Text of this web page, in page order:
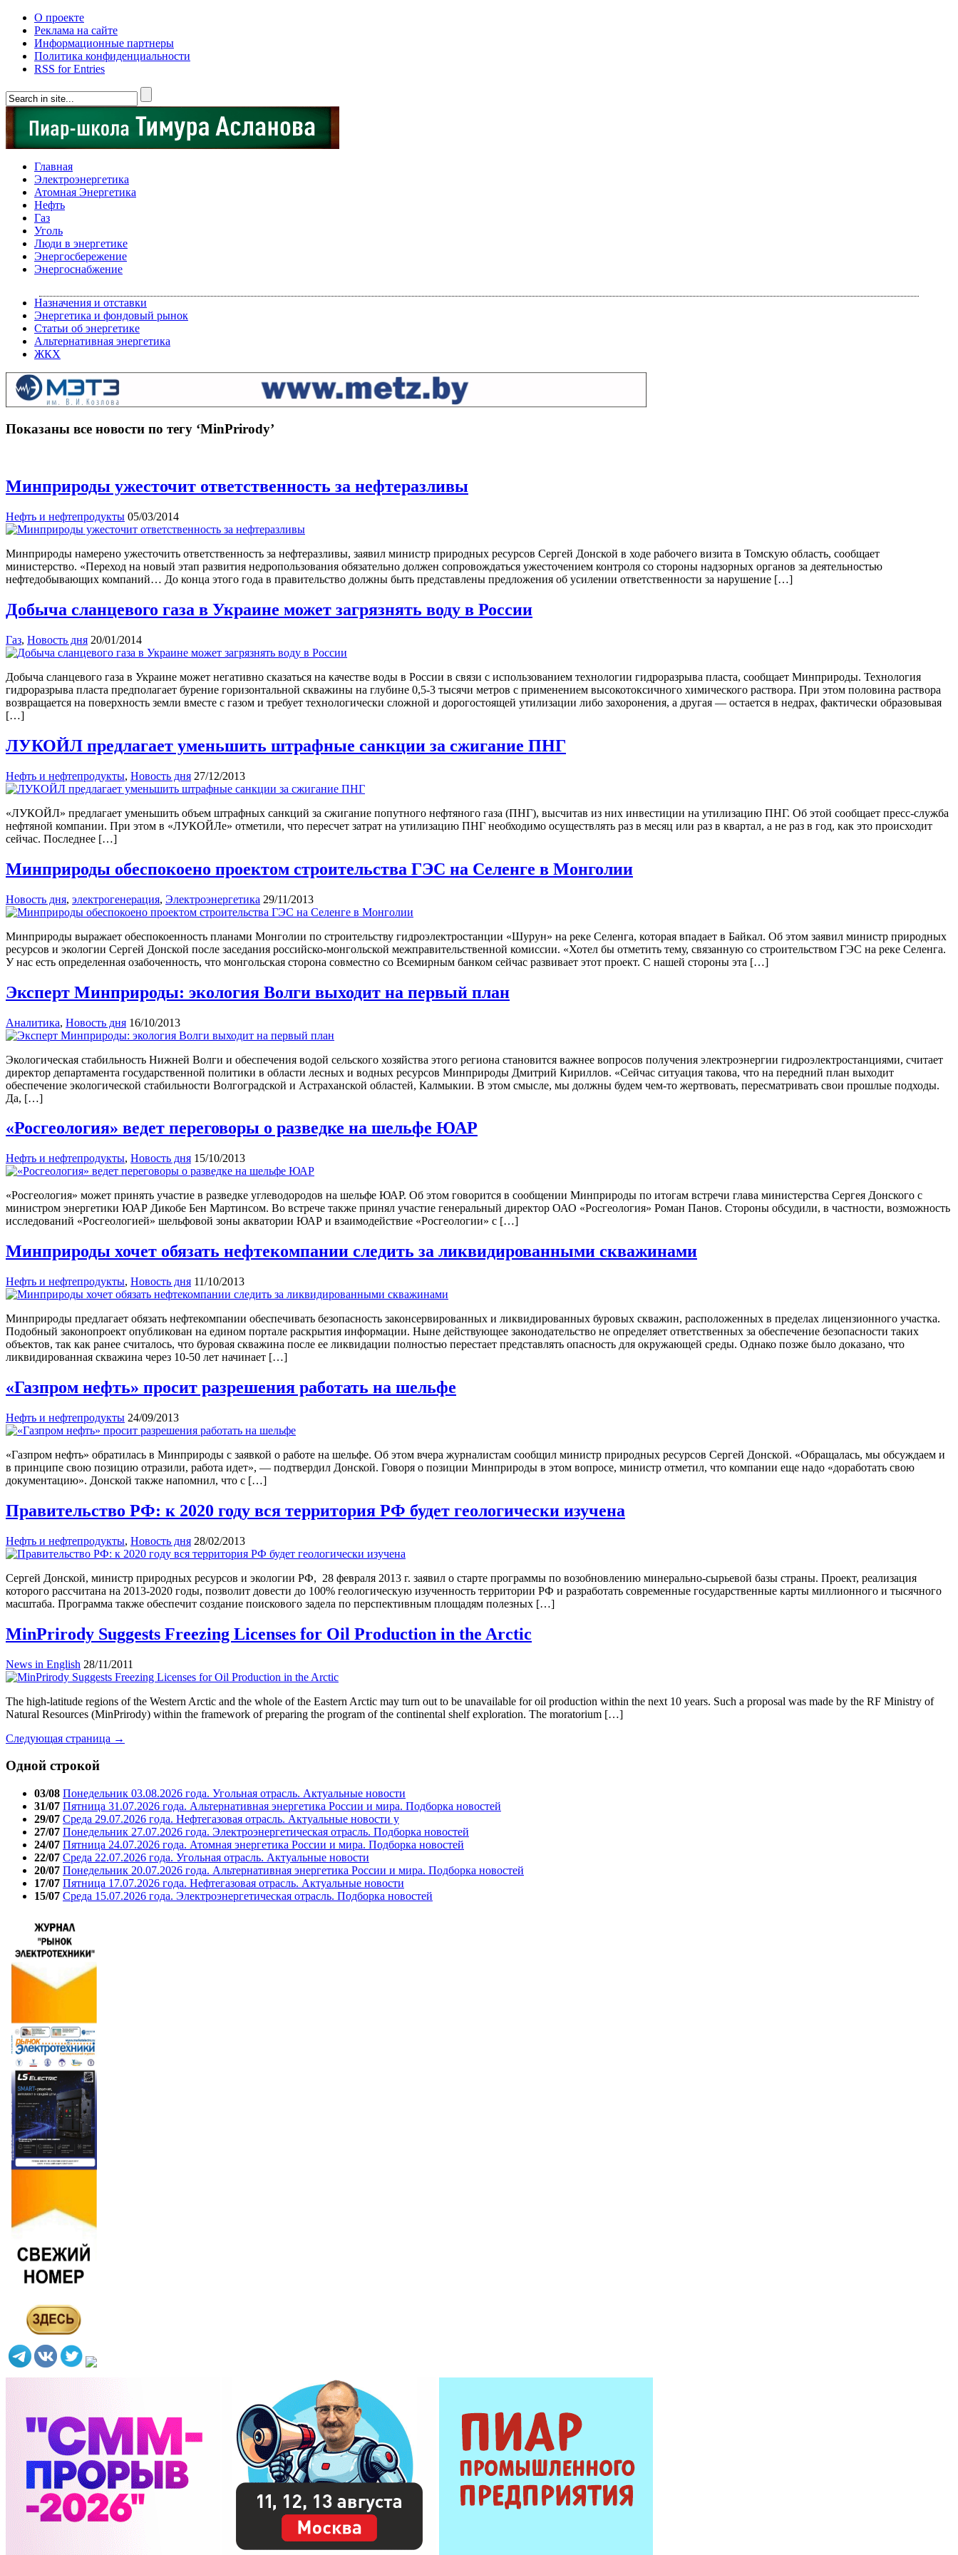
О проекте
Реклама на сайте
Информационные партнеры
Политика конфиденциальности
RSS for Entries
Главная
Электроэнергетика
Атомная Энергетика
Нефть
Газ
Уголь
Люди в энергетике
Энергосбережение
Энергоснабжение
Назначения и отставки
Энергетика и фондовый рынок
Статьи об энергетике
Альтернативная энергетика
ЖКХ
Показаны все новости по тегу ‘MinPrirody’
Минприроды ужесточит ответственность за нефтеразливы
Нефть и нефтепродукты 05/03/2014
Минприроды намерено ужесточить ответственность за нефтеразливы, заявил министр природных ресурсов Сергей Донской в ходе рабочего визита в Томскую область, сообщает
министерство. «Переход на новый этап развития недропользования обязательно должен сопровождаться ужесточением контроля со стороны надзорных органов за деятельностью
нефтедобывающих компаний… До конца этого года в правительство должны быть представлены предложения об усилении ответственности за нарушение […]
Добыча сланцевого газа в Украине может загрязнять воду в России
Газ, Новость дня 20/01/2014
Добыча сланцевого газа в Украине может негативно сказаться на качестве воды в России в связи с использованием технологии гидроразрыва пласта, сообщает Минприроды. Технология
гидроразрыва пласта предполагает бурение горизонтальной скважины на глубине 0,5-3 тысячи метров с применением высокотоксичного химического раствора. При этом половина раствора
возвращается на поверхность земли вместе с газом и требует технологически сложной и дорогостоящей утилизации либо захоронения, а другая — остается в недрах, фактически образовывая
[…]
ЛУКОЙЛ предлагает уменьшить штрафные санкции за сжигание ПНГ
Нефть и нефтепродукты, Новость дня 27/12/2013
«ЛУКОЙЛ» предлагает уменьшить объем штрафных санкций за сжигание попутного нефтяного газа (ПНГ), высчитав из них инвестиции на утилизацию ПНГ. Об этой сообщает пресс-служба
нефтяной компании. При этом в «ЛУКОЙЛе» отметили, что пересчет затрат на утилизацию ПНГ необходимо осуществлять раз в месяц или раз в квартал, а не раз в год, как это происходит
сейчас. Последнее […]
Минприроды обеспокоено проектом строительства ГЭС на Селенге в Монголии
Новость дня, электрогенерация, Электроэнергетика 29/11/2013
Минприроды выражает обеспокоенность планами Монголии по строительству гидроэлектростанции «Шурун» на реке Селенга, которая впадает в Байкал. Об этом заявил министр природных
ресурсов и экологии Сергей Донской после заседания российско-монгольской межправительственной комиссии. «Хотел бы отметить тему, связанную со строительством ГЭС на реке Селенга.
У нас есть определенная озабоченность, что монгольская сторона совместно со Всемирным банком сейчас развивает этот проект. С нашей стороны эта […]
Эксперт Минприроды: экология Волги выходит на первый план
Аналитика, Новость дня 16/10/2013
Экологическая стабильность Нижней Волги и обеспечения водой сельского хозяйства этого региона становится важнее вопросов получения электроэнергии гидроэлектростанциями, считает
директор департамента государственной политики в области лесных и водных ресурсов Минприроды Дмитрий Кириллов. «Сейчас ситуация такова, что на передний план выходит
обеспечение экологической стабильности Волгоградской и Астраханской областей, Калмыкии. В этом смысле, мы должны будем чем-то жертвовать, пересматривать свои прошлые подходы.
Да, […]
«Росгеология» ведет переговоры о разведке на шельфе ЮАР
Нефть и нефтепродукты, Новость дня 15/10/2013
«Росгеология» может принять участие в разведке углеводородов на шельфе ЮАР. Об этом говорится в сообщении Минприроды по итогам встречи глава министерства Сергея Донского с
министром энергетики ЮАР Дикобе Бен Мартинсом. Во встрече также принял участие генеральный директор ОАО «Росгеология» Роман Панов. Стороны обсудили, в частности, возможность
исследований «Росгеологией» шельфовой зоны акватории ЮАР и взаимодействие «Росгеологии» с […]
Минприроды хочет обязать нефтекомпании следить за ликвидированными скважинами
Нефть и нефтепродукты, Новость дня 11/10/2013
Минприроды предлагает обязать нефтекомпании обеспечивать безопасность законсервированных и ликвидированных буровых скважин, расположенных в пределах лицензионного участка.
Подобный законопроект опубликован на едином портале раскрытия информации. Ныне действующее законодательство не определяет ответственных за обеспечение безопасности таких
объектов, так как ранее считалось, что буровая скважина после ее ликвидации полностью перестает представлять опасность для окружающей среды. Однако позже было доказано, что
ликвидированная скважина через 10-50 лет начинает […]
«Газпром нефть» просит разрешения работать на шельфе
Нефть и нефтепродукты 24/09/2013
«Газпром нефть» обратилась в Минприроды с заявкой о работе на шельфе. Об этом вчера журналистам сообщил министр природных ресурсов Сергей Донской. «Обращалась, мы обсуждаем и
в принципе свою позицию отразили, работа идет», — подтвердил Донской. Говоря о позиции Минприроды в этом вопросе, министр отметил, что компании еще надо «доработать свою
документацию». Донской также напомнил, что с […]
Правительство РФ: к 2020 году вся территория РФ будет геологически изучена
Нефть и нефтепродукты, Новость дня 28/02/2013
Сергей Донской, министр природных ресурсов и экологии РФ, 28 февраля 2013 г. заявил о старте программы по возобновлению минерально-сырьевой базы страны. Проект, реализация
которого рассчитана на 2013-2020 годы, позволит довести до 100% геологическую изученность территории РФ и разработать современные государственные карты миллионного и тысячного
масштаба. Программа также обеспечит создание поискового задела по перспективным площадям полезных […]
MinPrirody Suggests Freezing Licenses for Oil Production in the Arctic
News in English 28/11/2011
The high-latitude regions of the Western Arctic and the whole of the Eastern Arctic may turn out to be unavailable for oil production within the next 10 years. Such a proposal was made by the RF Ministry of
Natural Resources (MinPrirody) within the framework of preparing the program of the continental shelf exploration. The moratorium […]
Следующая страница →
Одной строкой
03/08 Понедельник 03.08.2026 года. Угольная отрасль. Актуальные новости
31/07 Пятница 31.07.2026 года. Альтернативная энергетика России и мира. Подборка новостей
29/07 Среда 29.07.2026 года. Нефтегазовая отрасль. Актуальные новости у
27/07 Понедельник 27.07.2026 года. Электроэнергетическая отрасль. Подборка новостей
24/07 Пятница 24.07.2026 года. Атомная энергетика России и мира. Подборка новостей
22/07 Среда 22.07.2026 года. Угольная отрасль. Актуальные новости
20/07 Понедельник 20.07.2026 года. Альтернативная энергетика России и мира. Подборка новостей
17/07 Пятница 17.07.2026 года. Нефтегазовая отрасль. Актуальные новости
15/07 Среда 15.07.2026 года. Электроэнергетическая отрасль. Подборка новостей